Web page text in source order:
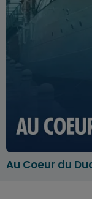
Au Coeur du